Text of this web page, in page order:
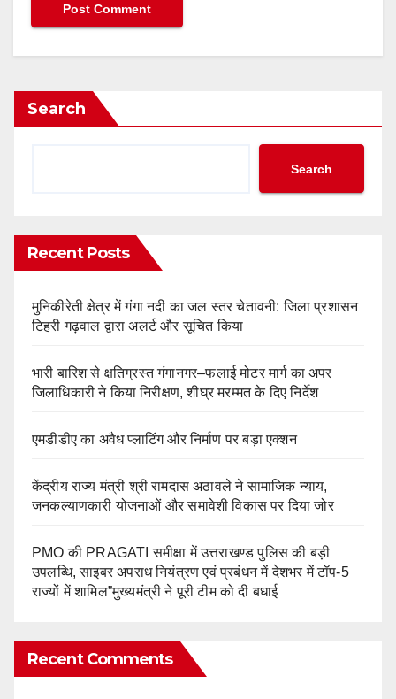
Search
Search
Recent Posts
मुनिकीरेती क्षेत्र में गंगा नदी का जल स्तर चेतावनी: जिला प्रशासन
टिहरी गढ़वाल द्वारा अलर्ट और सूचित किया
भारी बारिश से क्षतिग्रस्त गंगानगर–फलाई मोटर मार्ग का अपर
जिलाधिकारी ने किया निरीक्षण, शीघ्र मरम्मत के दिए निर्देश
एमडीडीए का अवैध प्लाटिंग और निर्माण पर बड़ा एक्शन
केंद्रीय राज्य मंत्री श्री रामदास अठावले ने सामाजिक न्याय,
जनकल्याणकारी योजनाओं और समावेशी विकास पर दिया जोर
PMO की PRAGATI समीक्षा में उत्तराखण्ड पुलिस की बड़ी
उपलब्धि, साइबर अपराध नियंत्रण एवं प्रबंधन में देशभर में टॉप-5
राज्यों में शामिल”मुख्यमंत्री ने पूरी टीम को दी बधाई
Recent Comments